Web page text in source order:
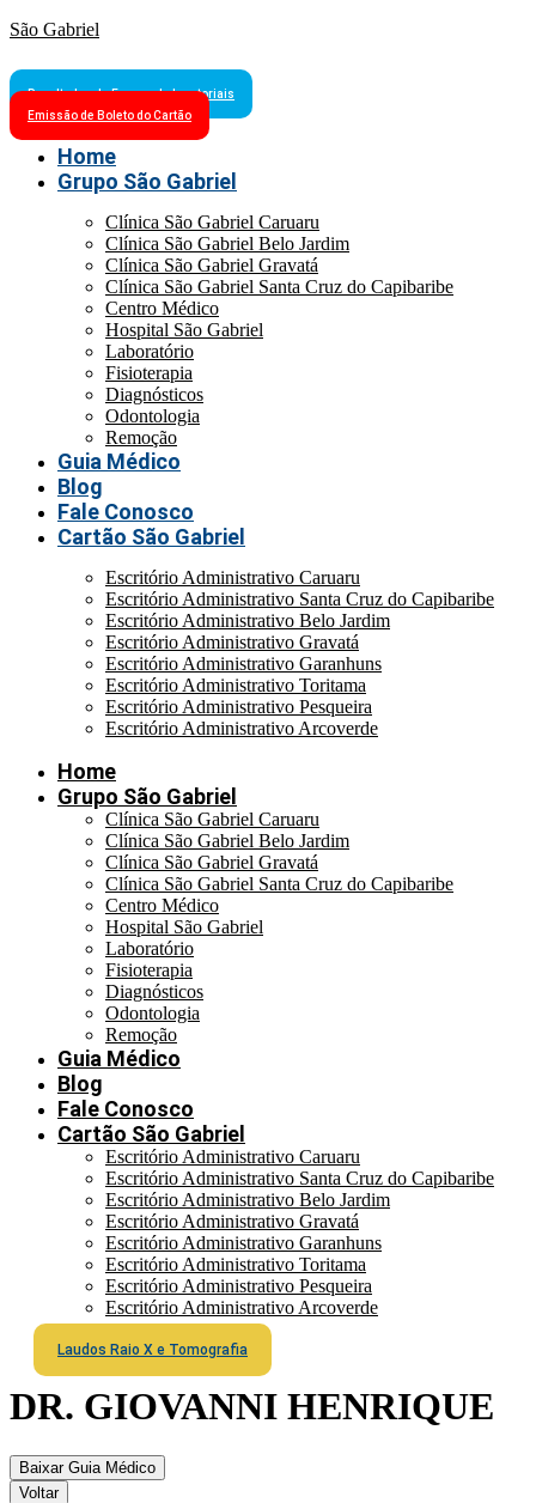
São Gabriel
Resultados de Exames Laboratoriais
Emissão de Boleto do Cartão
Home
Grupo São Gabriel
Clínica São Gabriel Caruaru
Clínica São Gabriel Belo Jardim
Clínica São Gabriel Gravatá
Clínica São Gabriel Santa Cruz do Capibaribe
Centro Médico
Hospital São Gabriel
Laboratório
Fisioterapia
Diagnósticos
Odontologia
Remoção
Guia Médico
Blog
Fale Conosco
Cartão São Gabriel
Escritório Administrativo Caruaru
Escritório Administrativo Santa Cruz do Capibaribe
Escritório Administrativo Belo Jardim
Escritório Administrativo Gravatá
Escritório Administrativo Garanhuns
Escritório Administrativo Toritama
Escritório Administrativo Pesqueira
Escritório Administrativo Arcoverde
Home
Grupo São Gabriel
Clínica São Gabriel Caruaru
Clínica São Gabriel Belo Jardim
Clínica São Gabriel Gravatá
Clínica São Gabriel Santa Cruz do Capibaribe
Centro Médico
Hospital São Gabriel
Laboratório
Fisioterapia
Diagnósticos
Odontologia
Remoção
Guia Médico
Blog
Fale Conosco
Cartão São Gabriel
Escritório Administrativo Caruaru
Escritório Administrativo Santa Cruz do Capibaribe
Escritório Administrativo Belo Jardim
Escritório Administrativo Gravatá
Escritório Administrativo Garanhuns
Escritório Administrativo Toritama
Escritório Administrativo Pesqueira
Escritório Administrativo Arcoverde
Laudos Raio X e Tomografia
DR. GIOVANNI HENRIQUE
Baixar Guia Médico
Voltar